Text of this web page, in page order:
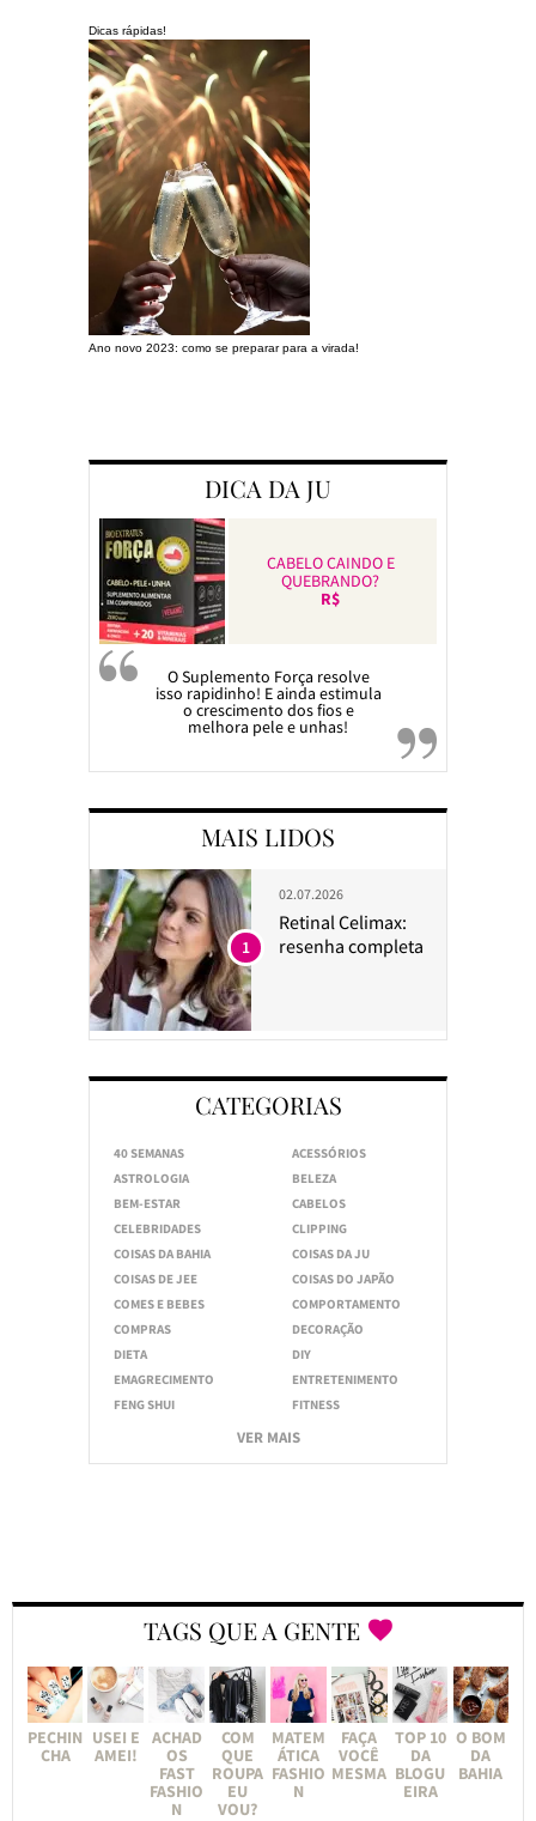
Dicas rápidas!
Ano novo 2023: como se preparar para a virada!
DICA DA JU
CABELO CAINDO E
QUEBRANDO?
R$
O Suplemento Força resolve
isso rapidinho! E ainda estimula
o crescimento dos fios e
melhora pele e unhas!
MAIS LIDOS
02.07.2026
Retinal Celimax:
resenha completa
1
CATEGORIAS
40 SEMANAS
ACESSÓRIOS
ASTROLOGIA
BELEZA
BEM-ESTAR
CABELOS
CELEBRIDADES
CLIPPING
COISAS DA BAHIA
COISAS DA JU
COISAS DE JEE
COISAS DO JAPÃO
COMES E BEBES
COMPORTAMENTO
COMPRAS
DECORAÇÃO
DIETA
DIY
EMAGRECIMENTO
ENTRETENIMENTO
FENG SHUI
FITNESS
VER MAIS
TAGS QUE A GENTE
PECHIN
CHA
USEI E
AMEI!
ACHAD
OS
FAST
FASHIO
N
COM
QUE
ROUPA
EU
VOU?
MATEM
ÁTICA
FASHIO
N
FAÇA
VOCÊ
MESMA
TOP 10
DA
BLOGU
EIRA
O BOM
DA
BAHIA